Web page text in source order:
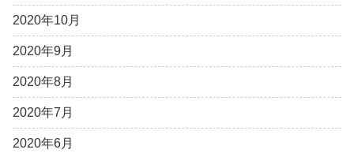
2020年10月
2020年9月
2020年8月
2020年7月
2020年6月